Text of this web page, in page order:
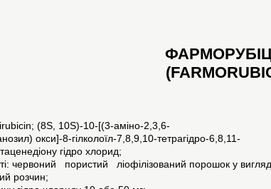
(8S, 10S)-10-[(3-аміно-2,3,6-
окси]-8-гілколоїл-7,8,9,10-тетрагідро-6,8,11-
гідро хлорид;
червоний пористий ліофілізований порошок у
розчин;